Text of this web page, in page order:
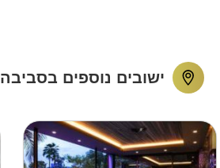
ישובים נוספים בסביבה